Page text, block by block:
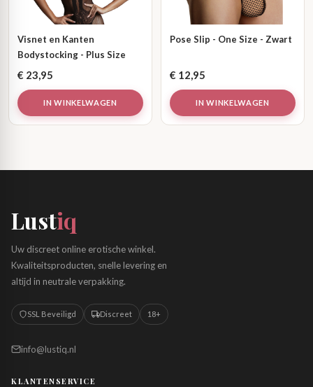
Visnet en Kanten
Bodystocking - Plus Size
€ 23,95
IN WINKELWAGEN
Pose Slip - One Size - Zwart
€ 12,95
IN WINKELWAGEN
Lustiq
Uw discreet online erotische winkel.
Kwaliteitsproducten, snelle levering en
altijd in neutrale verpakking.
SSL Beveiligd Discreet 18+
info@lustiq.nl
KLANTENSERVICE